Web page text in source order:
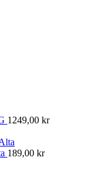
1249,00 kr
189,00 kr